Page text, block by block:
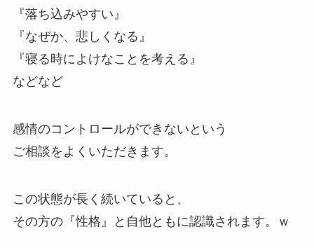
『落ち込みやすい』
『なぜか、悲しくなる』
『寝る時によけなことを考える』
などなど
感情のコントロールができないという
ご相談をよくいただきます。
この状態が長く続いていると、
その方の『性格』と自他ともに認識されます。ｗ